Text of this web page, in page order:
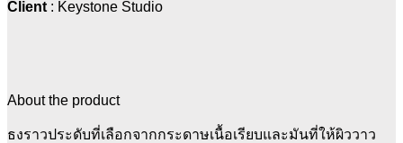
Client : Keystone Studio
About the product
ธงราวประดับที่เลือกจากกระดาษเนื้อเรียบและมันที่ให้ผิววาว